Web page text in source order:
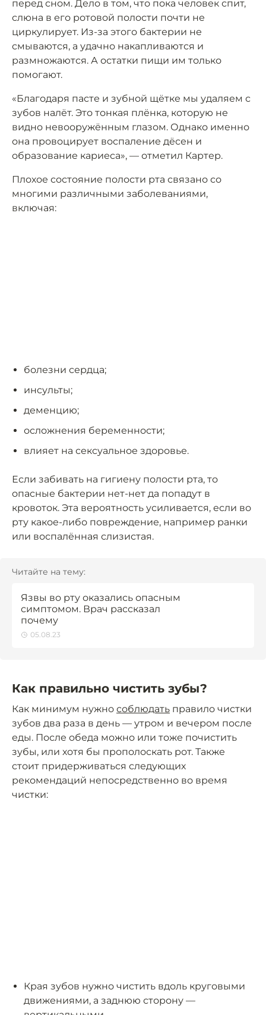
перед сном. Дело в том, что пока человек спит,
слюна в его ротовой полости почти не
циркулирует. Из-за этого бактерии не
смываются, а удачно накапливаются и
размножаются. А остатки пищи им только
помогают.
«Благодаря пасте и зубной щётке мы удаляем с
зубов налёт. Это тонкая плёнка, которую не
видно невооружённым глазом. Однако именно
она провоцирует воспаление дёсен и
образование кариеса», — отметил Картер.
Плохое состояние полости рта связано со
многими различными заболеваниями,
включая:
болезни сердца;
инсульты;
деменцию;
осложнения беременности;
влияет на сексуальное здоровье.
Если забивать на гигиену полости рта, то
опасные бактерии нет-нет да попадут в
кровоток. Эта вероятность усиливается, если во
рту какое-либо повреждение, например ранки
или воспалённая слизистая.
Читайте на тему:
Язвы во рту оказались опасным
симптомом. Врач рассказал
почему
05.08.23
Как правильно чистить зубы?
Как минимум нужно соблюдать правило чистки
зубов два раза в день — утром и вечером после
еды. После обеда можно или тоже почистить
зубы, или хотя бы прополоскать рот. Также
стоит придерживаться следующих
рекомендаций непосредственно во время
чистки:
Края зубов нужно чистить вдоль круговыми
движениями, а заднюю сторону —